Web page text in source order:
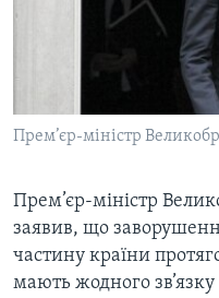
СУСПІЛЬСТВО
ІСТОРІЇ УСПІХУ
ВІКНО В АМЕРИКУ
ПРАЙМ-ТАЙМ
ПОГЛЯД З
Learning English
МИ В СОЦМЕРЕЖАХ
Прем’єр-міністр
Прем’єр-міністр
заявив, що
частину країни
мають жодного